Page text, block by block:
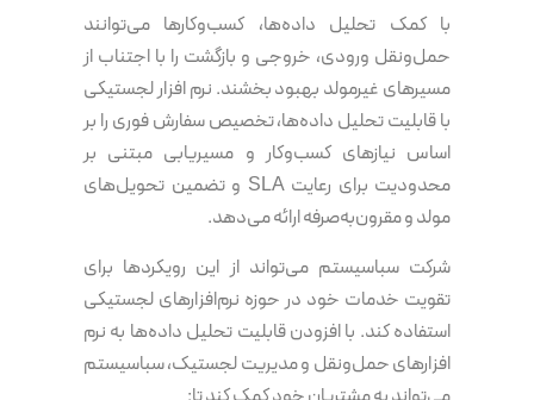
با کمک تحلیل داده‌ها، کسب‌وکارها می‌توانند
حمل‌ونقل ورودی، خروجی و بازگشت را با اجتناب از
مسیرهای غیرمولد بهبود بخشند. نرم‌ افزار لجستیکی
با قابلیت تحلیل داده‌ها، تخصیص سفارش فوری را بر
اساس نیازهای کسب‌وکار و مسیریابی مبتنی بر
محدودیت برای رعایت SLA و تضمین تحویل‌های
مولد و مقرون‌به‌صرفه ارائه می‌دهد.
شرکت سباسیستم می‌تواند از این رویکردها برای
تقویت خدمات خود در حوزه نرم‌افزارهای لجستیکی
استفاده کند. با افزودن قابلیت تحلیل داده‌ها به نرم‌
افزارهای حمل‌ونقل و مدیریت لجستیک، سباسیستم